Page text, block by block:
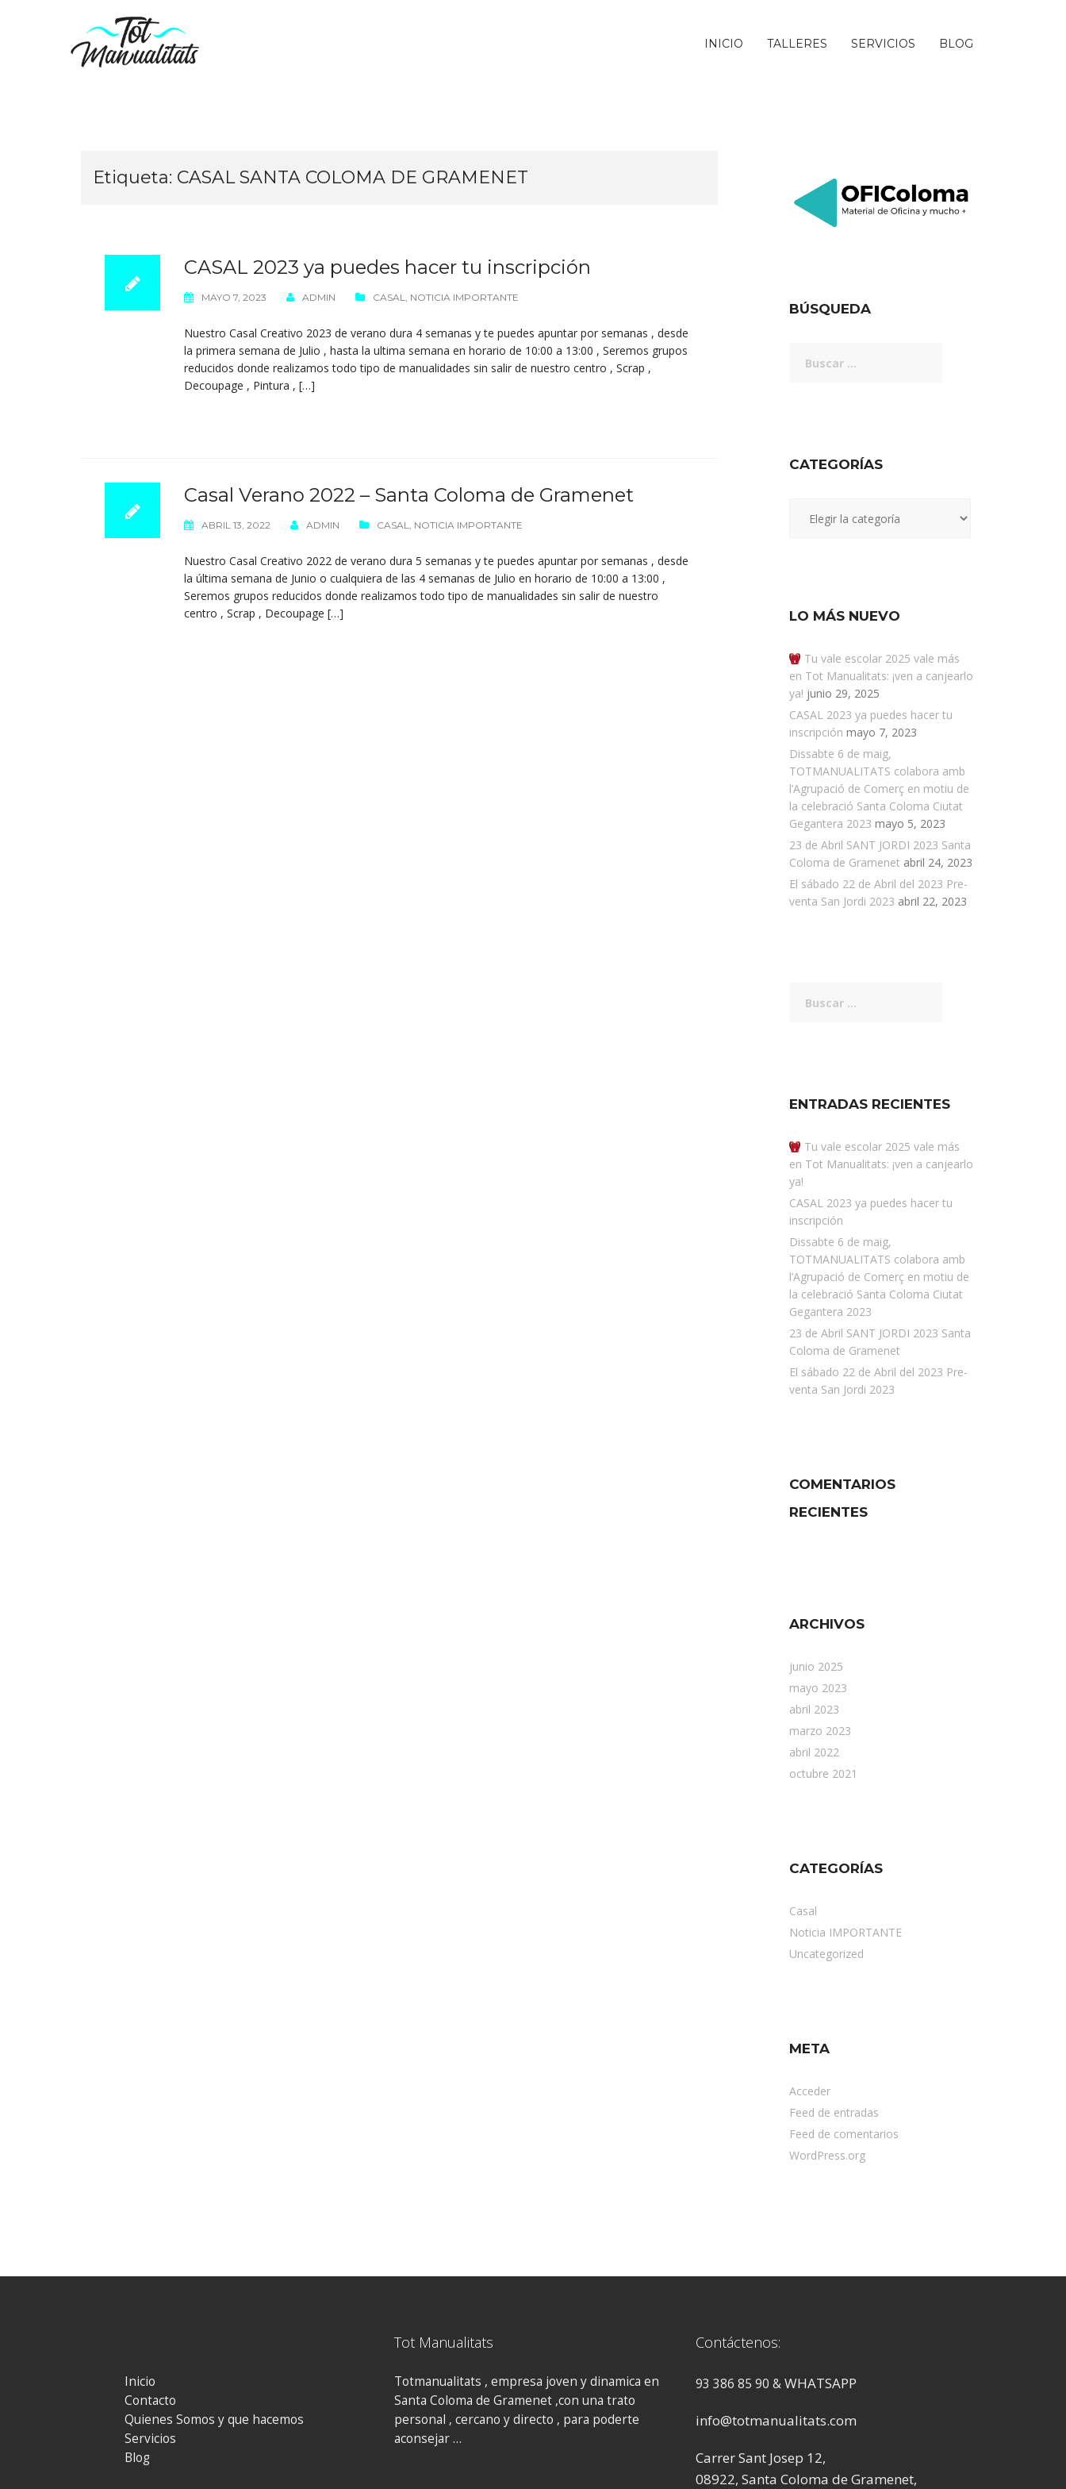
INICIO TALLERES SERVICIOS BLOG
Etiqueta: CASAL SANTA COLOMA DE GRAMENET
CASAL 2023 ya puedes hacer tu inscripción
MAYO 7, 2023 ADMIN CASAL, NOTICIA IMPORTANTE
Nuestro Casal Creativo 2023 de verano dura 4 semanas y te puedes apuntar por semanas , desde
la primera semana de Julio , hasta la ultima semana en horario de 10:00 a 13:00 , Seremos grupos
reducidos donde realizamos todo tipo de manualidades sin salir de nuestro centro , Scrap ,
Decoupage , Pintura , […]
Casal Verano 2022 – Santa Coloma de Gramenet
ABRIL 13, 2022 ADMIN CASAL, NOTICIA IMPORTANTE
Nuestro Casal Creativo 2022 de verano dura 5 semanas y te puedes apuntar por semanas , desde
la última semana de Junio o cualquiera de las 4 semanas de Julio en horario de 10:00 a 13:00 ,
Seremos grupos reducidos donde realizamos todo tipo de manualidades sin salir de nuestro
centro , Scrap , Decoupage […]
BÚSQUEDA
CATEGORÍAS
LO MÁS NUEVO
Tu vale escolar 2025 vale más
en Tot Manualitats: ¡ven a canjearlo
ya! junio 29, 2025
CASAL 2023 ya puedes hacer tu
inscripción mayo 7, 2023
Dissabte 6 de maig,
TOTMANUALITATS colabora amb
l’Agrupació de Comerç en motiu de
la celebració Santa Coloma Ciutat
Gegantera 2023 mayo 5, 2023
23 de Abril SANT JORDI 2023 Santa
Coloma de Gramenet abril 24, 2023
El sábado 22 de Abril del 2023 Pre-
venta San Jordi 2023 abril 22, 2023
ENTRADAS RECIENTES
Tu vale escolar 2025 vale más
en Tot Manualitats: ¡ven a canjearlo
ya!
CASAL 2023 ya puedes hacer tu
inscripción
Dissabte 6 de maig,
TOTMANUALITATS colabora amb
l’Agrupació de Comerç en motiu de
la celebració Santa Coloma Ciutat
Gegantera 2023
23 de Abril SANT JORDI 2023 Santa
Coloma de Gramenet
El sábado 22 de Abril del 2023 Pre-
venta San Jordi 2023
COMENTARIOS
RECIENTES
ARCHIVOS
junio 2025
mayo 2023
abril 2023
marzo 2023
abril 2022
octubre 2021
CATEGORÍAS
Casal
Noticia IMPORTANTE
Uncategorized
META
Acceder
Feed de entradas
Feed de comentarios
WordPress.org
Inicio
Contacto
Quienes Somos y que hacemos
Servicios
Blog
Tot Manualitats
Totmanualitats , empresa joven y dinamica en
Santa Coloma de Gramenet ,con una trato
personal , cercano y directo , para poderte
aconsejar …
Contáctenos:
93 386 85 90 &WHATSAPP
info@totmanualitats.com
Carrer Sant Josep 12,
08922, Santa Coloma de Gramenet,